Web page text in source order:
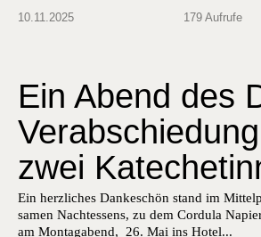
10.11.2025 179 Aufrufe
Ein Abend des
zwei
Ein her­zlich­es Dankeschön stand im
samen Nacht­essens, zu dem Cor­du­la
am Mon­tagabend, 26. Mai ins Hotel...